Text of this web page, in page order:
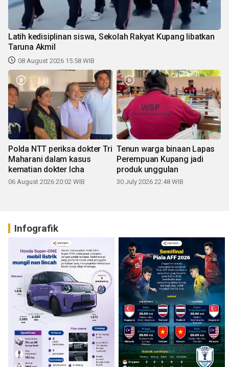
Latih kedisiplinan siswa, Sekolah Rakyat Kupang libatkan
Taruna Akmil
08 August 2026 15:58 WIB
Polda NTT periksa dokter Tri
Maharani dalam kasus
kematian dokter Icha
06 August 2026 20:02 WIB
Tenun warga binaan Lapas
Perempuan Kupang jadi
produk unggulan
30 July 2026 22:48 WIB
Infografik